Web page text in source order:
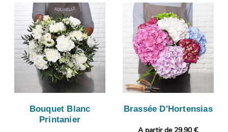
Bouquet Blanc
Printanier
Brassée D'Hortensias